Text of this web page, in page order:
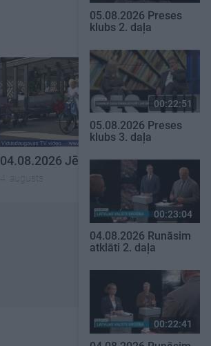
00:13:26
04.08.2026 Jēkabpils laiks
4. augusts
05.08.2026 Preses
klubs 2. daļa
00:22:51
05.08.2026 Preses
klubs 3. daļa
00:23:04
04.08.2026 Runāsim
atklāti 2. daļa
00:22:41